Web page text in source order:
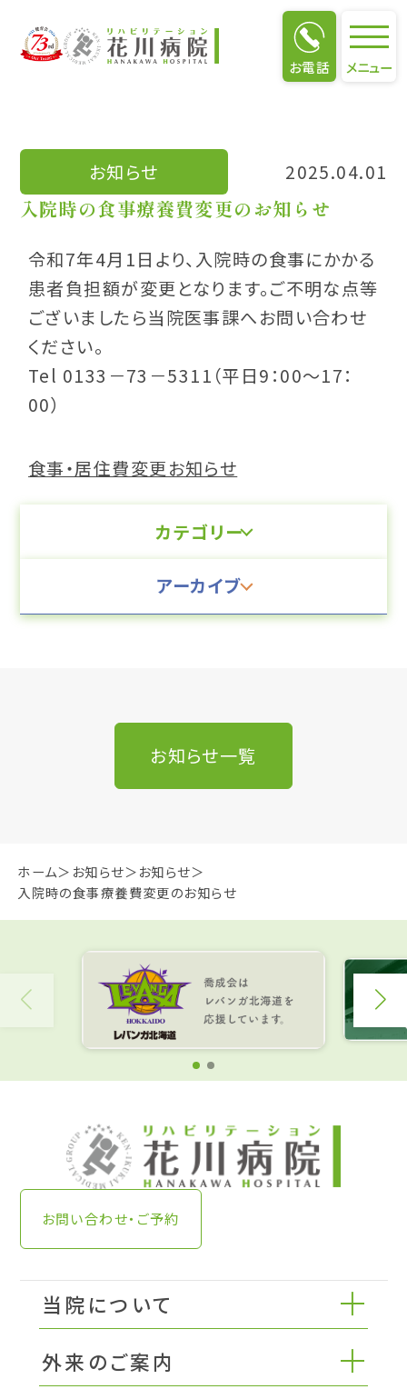
お電話 メニュー
お知らせ
ホーム お知らせ
お知らせ
入院時の食事療養費変更のお知らせ
カテゴリー
アーカイブ
お知らせ 2025.04.01
入院時の食事療養費変更のお知らせ
令和7年4月1日より、入院時の食事にかかる
患者負担額が変更となります。ご不明な点等
ございましたら当院医事課へお問い合わせ
ください。
Tel 0133－73－5311（平日9：00～17：
00）
食事・居住費変更お知らせ
お知らせ一覧
お問い合わせ・ご予約
当院について
外来のご案内